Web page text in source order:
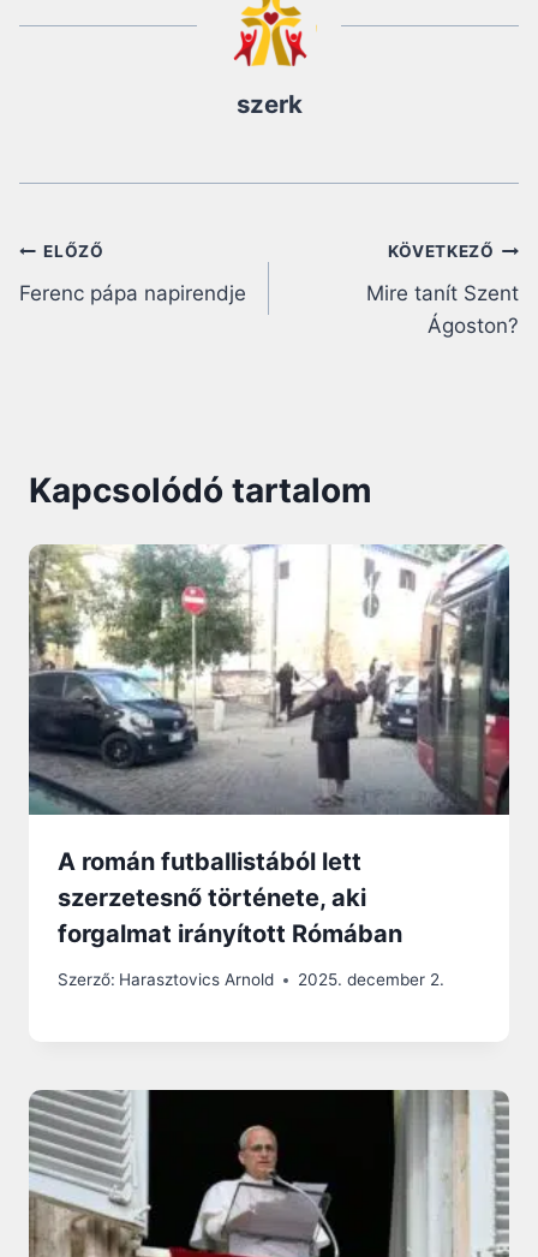
szerk
Bejegyzés
navigáció
ELŐZŐ
Ferenc pápa napirendje
KÖVETKEZŐ
Mire tanít Szent
Ágoston?
Kapcsolódó tartalom
A román futballistából lett
szerzetesnő története, aki
forgalmat irányított Rómában
Szerző: Harasztovics Arnold 2025. december 2.